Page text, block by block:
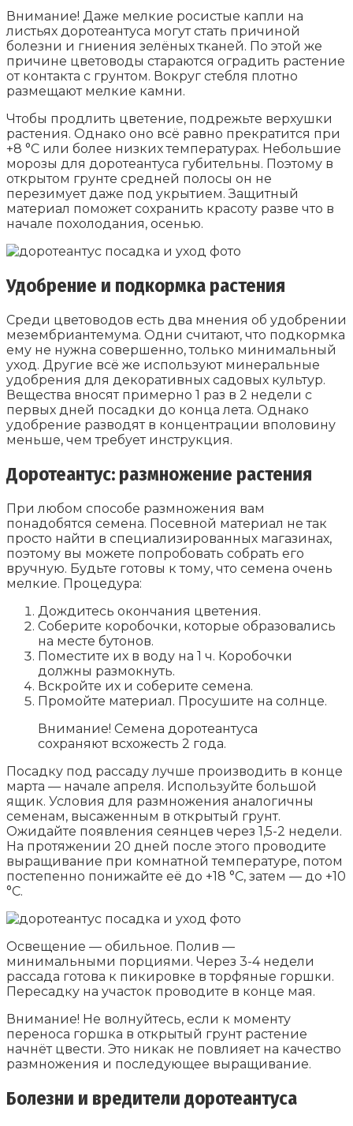
Внимание! Даже мелкие росистые капли на
листьях доротеантуса могут стать причиной
болезни и гниения зелёных тканей. По этой же
причине цветоводы стараются оградить растение
от контакта с грунтом. Вокруг стебля плотно
размещают мелкие камни.
Чтобы продлить цветение, подрежьте верхушки
растения. Однако оно всё равно прекратится при
+8 °C или более низких температурах. Небольшие
морозы для доротеантуса губительны. Поэтому в
открытом грунте средней полосы он не
перезимует даже под укрытием. Защитный
материал поможет сохранить красоту разве что в
начале похолодания, осенью.
Удобрение и подкормка растения
Среди цветоводов есть два мнения об удобрении
мезембриантемума. Одни считают, что подкормка
ему не нужна совершенно, только минимальный
уход. Другие всё же используют минеральные
удобрения для декоративных садовых культур.
Вещества вносят примерно 1 раз в 2 недели с
первых дней посадки до конца лета. Однако
удобрение разводят в концентрации вполовину
меньше, чем требует инструкция.
Доротеантус: размножение растения
При любом способе размножения вам
понадобятся семена. Посевной материал не так
просто найти в специализированных магазинах,
поэтому вы можете попробовать собрать его
вручную. Будьте готовы к тому, что семена очень
мелкие. Процедура:
Дождитесь окончания цветения.
Соберите коробочки, которые образовались
на месте бутонов.
Поместите их в воду на 1 ч. Коробочки
должны размокнуть.
Вскройте их и соберите семена.
Промойте материал. Просушите на солнце.
Внимание! Семена доротеантуса
сохраняют всхожесть 2 года.
Посадку под рассаду лучше производить в конце
марта — начале апреля. Используйте большой
ящик. Условия для размножения аналогичны
семенам, высаженным в открытый грунт.
Ожидайте появления сеянцев через 1,5-2 недели.
На протяжении 20 дней после этого проводите
выращивание при комнатной температуре, потом
постепенно понижайте её до +18 °C, затем — до +10
°C.
Освещение — обильное. Полив —
минимальными порциями. Через 3-4 недели
рассада готова к пикировке в торфяные горшки.
Пересадку на участок проводите в конце мая.
Внимание! Не волнуйтесь, если к моменту
переноса горшка в открытый грунт растение
начнёт цвести. Это никак не повлияет на качество
размножения и последующее выращивание.
Болезни и вредители доротеантуса